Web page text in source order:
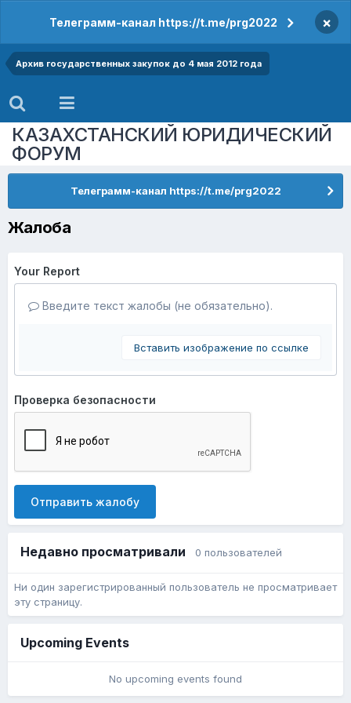
Телеграмм-канал https://t.me/prg2022 ×
Архив государственных закупок до 4 мая 2012 года
КАЗАХСТАНСКИЙ ЮРИДИЧЕСКИЙ
ФОРУМ
Телеграмм-канал https://t.me/prg2022
Жалоба
Your Report
Введите текст жалобы (не обязательно).
Вставить изображение по ссылке
Проверка безопасности
Отправить жалобу
Недавно просматривали 0 пользователей
Ни один зарегистрированный пользователь не просматривает
эту страницу.
Upcoming Events
No upcoming events found